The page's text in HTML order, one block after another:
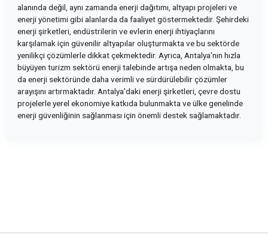
alanında değil, aynı zamanda enerji dağıtımı, altyapı projeleri ve
enerji yönetimi gibi alanlarda da faaliyet göstermektedir. Şehirdeki
enerji şirketleri, endüstrilerin ve evlerin enerji ihtiyaçlarını
karşılamak için güvenilir altyapılar oluşturmakta ve bu sektörde
yenilikçi çözümlerle dikkat çekmektedir. Ayrıca, Antalya'nın hızla
büyüyen turizm sektörü enerji talebinde artışa neden olmakta, bu
da enerji sektöründe daha verimli ve sürdürülebilir çözümler
arayışını artırmaktadır. Antalya'daki enerji şirketleri, çevre dostu
projelerle yerel ekonomiye katkıda bulunmakta ve ülke genelinde
enerji güvenliğinin sağlanması için önemli destek sağlamaktadır.